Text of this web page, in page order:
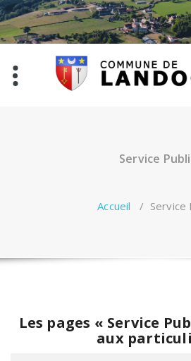
Aller
au
contenu
Service
Accueil / Service
Les pages « Service
aux